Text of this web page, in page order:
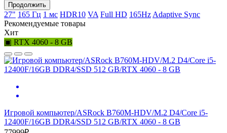
Продолжить
27" 165 Гц 1 мс HDR10 VA Full HD 165Hz Adaptive Sync
Рекомендуемые товары
Хит
▣ RTX 4060 - 8 GB
Игровой компьютер/ASRock B760M-HDV/M.2 D4/Core i5-
12400F/16GB DDR4/SSD 512 GB/RTX 4060 - 8 GB